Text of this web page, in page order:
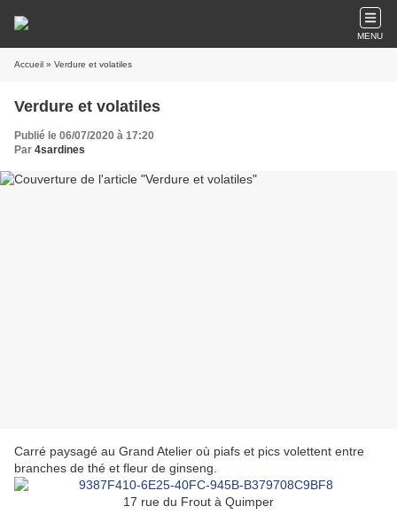
MENU
Accueil » Verdure et volatiles
Verdure et volatiles
Publié le 06/07/2020 à 17:20
Par 4sardines
Carré paysagé au Grand Atelier où piafs et pics volettent entre
branches de thé et fleur de ginseng.
17 rue du Frout à Quimper